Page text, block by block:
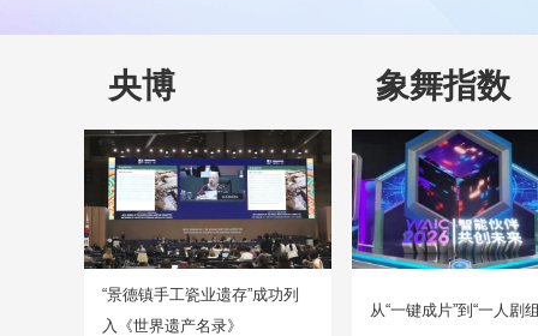
央博
“景德镇手工瓷业遗存”成功列
入《世界遗产名录》
象舞指数
从“一键成片”到“一人剧